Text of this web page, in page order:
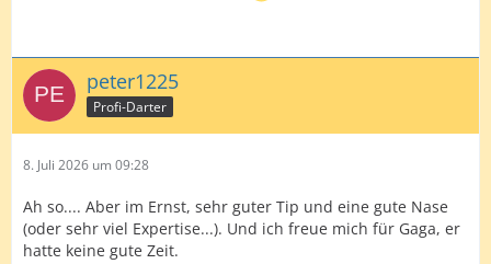
peter1225
Profi-Darter
8. Juli 2026 um 09:28
Ah so.... Aber im Ernst, sehr guter Tip und eine gute Nase
(oder sehr viel Expertise...). Und ich freue mich für Gaga, er
hatte keine gute Zeit.